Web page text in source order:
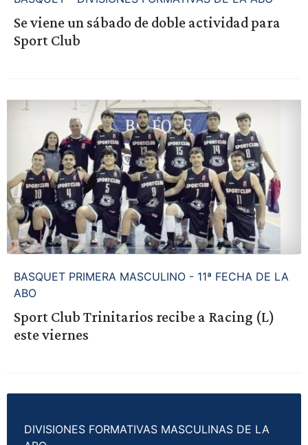
Se viene un sábado de doble actividad para
Sport Club
BASQUET PRIMERA MASCULINO - 11ª FECHA DE LA
ABO
Sport Club Trinitarios recibe a Racing (L)
este viernes
DIVISIONES FORMATIVAS MASCULINAS DE LA